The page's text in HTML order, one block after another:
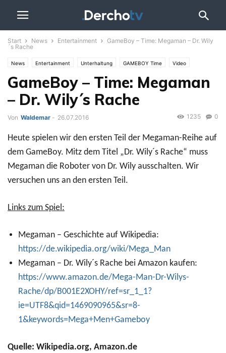
Start News Entertainment
GameBoy – Time: Megaman – Dr. Wily
´s Rache
News Entertainment Unterhaltung GAMEBOY Time Video
GameBoy – Time: Megaman
– Dr. Wily´s Rache
Von Waldemar - 26.07.2016 0
1235
Heute spielen wir den ersten Teil der Megaman-Reihe auf
dem GameBoy. Mitz dem Titel „Dr. Wily´s Rache“ muss
Megaman die Roboter von Dr. Wily ausschalten. Wir
versuchen uns an den ersten Teil.
Links zum Spiel:
Megaman – Geschichte auf Wikipedia:
https://de.wikipedia.org/wiki/Mega_Man
Megaman – Dr. Wily´s Rache bei Amazon kaufen:
https://www.amazon.de/Mega-Man-Dr-Wilys-
Rache/dp/B001E2XOHY/ref=sr_1_1?
ie=UTF8&qid=1469090965&sr=8-
1&keywords=Mega+Men+Gameboy
Quelle: Wikipedia.org, Amazon.de